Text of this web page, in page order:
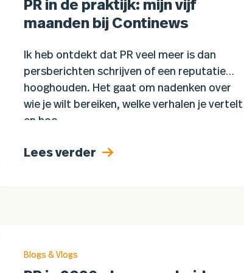
PR in de praktijk: mijn vijf
maanden bij Continews
Ik heb ontdekt dat PR veel meer is dan
persberichten schrijven of een reputatie
hooghouden. Het gaat om nadenken over
wie je wilt bereiken, welke verhalen je vertelt
en hoe…
Lees verder
Blogs & Vlogs